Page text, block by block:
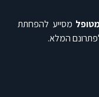
מסייע להפחתת
המלא.